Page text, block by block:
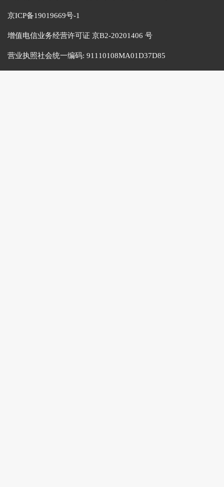
京ICP备19019669号-1
增值电信业务经营许可证 京B2-20201406 号
营业执照社会统一编码: 91110108MA01D37D85